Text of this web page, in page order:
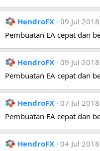
HendroFX 09 Jul 2018
Pembuatan EA cepat dan
HendroFX 09 Jul 2018
Pembuatan EA cepat dan
HendroFX 07 Jul 2018
Pembuatan EA cepat dan
HendroFX 04 Jul 2018